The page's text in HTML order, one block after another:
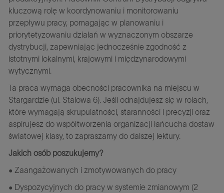
kluczową rolę w koordynowaniu i monitorowaniu
przepływu pracy, pomagając w planowaniu i
priorytetyzowaniu działań w wyznaczonym obszarze
dystrybucji, zapewniając jednocześnie zgodność z
istotnymi lokalnymi, krajowymi i międzynarodowymi
wytycznymi.
Ta praca wymaga obecności pracownika na miejscu w
Stargardzie (ul. Stalowa 6). Jeśli odnajdujesz się w rolach,
które wymagają skrupulatności, staranności i precyzji oraz
aspirujesz do współtworzenia organizacji łańcucha dostaw
światowej klasy, to zapraszamy do dalszej lektury.
Jakich osób poszukujemy?
• Zaangażowanych i zmotywowanych do pracy
• Dyspozycyjnych do pracy w systemie zmianowym (2